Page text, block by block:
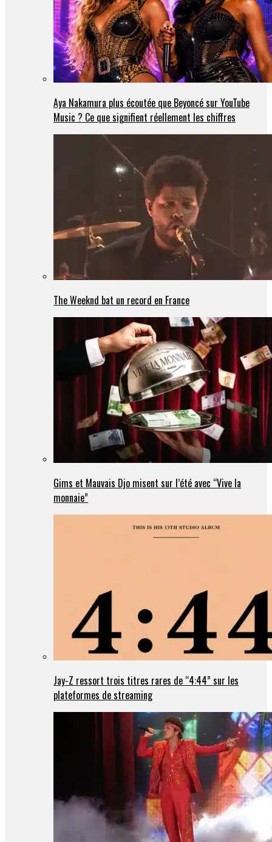
Aya Nakamura plus écoutée que Beyoncé sur YouTube
Music ? Ce que signifient réellement les chiffres
The Weeknd bat un record en France
Gims et Mauvais Djo misent sur l’été avec “Vive la
monnaie”
Jay-Z ressort trois titres rares de “4:44” sur les
plateformes de streaming